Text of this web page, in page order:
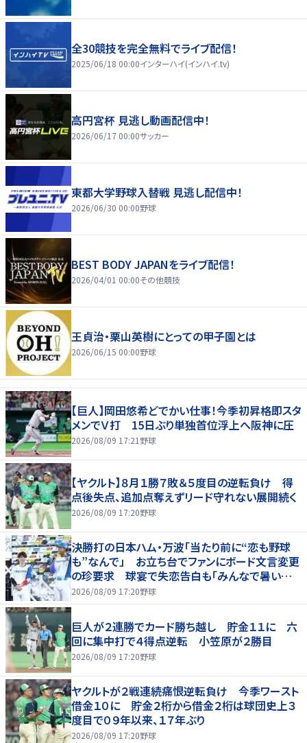
全30競技を完全無料でライブ配信！
2025/06/18 00:00インターハイ(インハイ.tv)
高円宮杯 見逃し動画配信中！
2026/06/17 00:00サッカー
東都大学野球入替戦 見逃し配信中！
2026/06/30 00:00野球
BEST BODY JAPANをライブ配信！
2026/04/01 00:00その他競技
王貞治・栗山英樹にとっての甲子園とは
2026/06/15 00:00野球
【巨人】岡田悠希どでかい仕事！今季初昇格即スタ
メンでＶ打 15日ぶり単独首位浮上へ阪神に圧
2026/08/09 17:21 野球
【ヤクルト】８月１勝７敗＆５度目の逆転負け 得
点後失点、追加点奪えずリード守れない展開続く
2026/08/09 17:20野球
決勝打の日本ハム・万波「当たり前に“恋も野球
も”なんで」 お立ち台でファンにボード文言変更
の珍要求 球宴で失恋告白も「みんなで暑い夏
にしましょう！」
2026/08/09 17:20野球
巨人が２連勝でカード勝ち越し 貯金１１に 六
回に集中打で４得点逆転 小笠原が２勝目
2026/08/09 17:20野球
ヤクルトが２戦連続痛恨逆転負け 今季ワースト
借金１０に 貯金２桁から借金２桁は球団史上３
度目で０９年以来、１７年ぶり
2026/08/09 17:20野球